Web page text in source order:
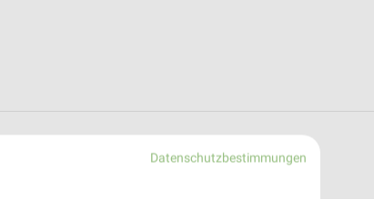
Datenschutzbestimmungen